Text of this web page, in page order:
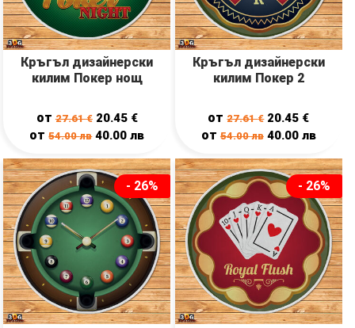
Кръгъл дизайнерски
килим Покер нощ
от27.61€ 20.45 €
от54.00лв 40.00лв
Кръгъл дизайнерски
килим Покер 2
от27.61€ 20.45 €
от 54.00лв 40.00 лв
- 26% - 26%